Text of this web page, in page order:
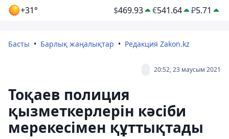
+31° $469.93 €541.64 ₽5.71
Басты Барлық жаңалықтар Редакция Zakon.kz
20:52, 23 маусым 2021
Тоқаев полиция
қызметкерлерін кәсіби
мерекесімен құттықтады